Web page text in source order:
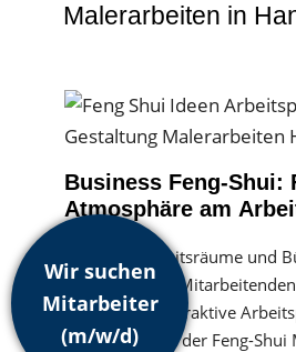
Malerarbeiten in
Business Feng-Shui:
Atmosphäre am
Moderne Arbeitsräume und
denen sich die
Methode für attraktive
der Räume mit der Feng-Shui
Wir suchen
Mitarbeiter
(m/w/d)